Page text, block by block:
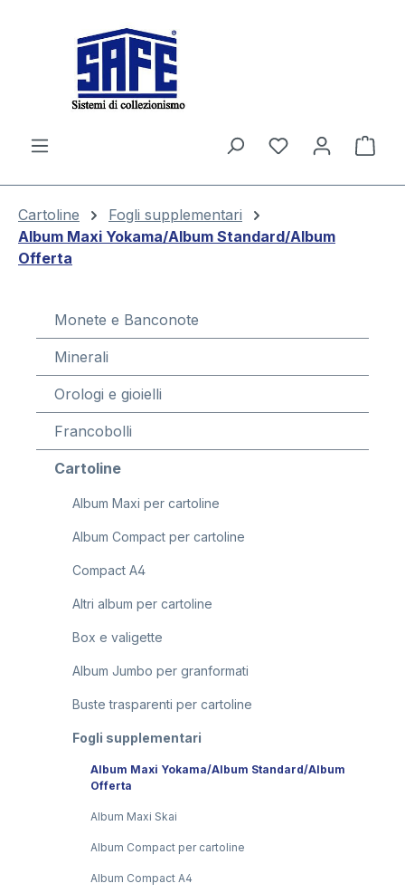
Il
Cartoline
Fogli supplementari
Album Maxi Yokama/Album Standard/Album
Offerta
Monete e Banconote
Minerali
Orologi e gioielli
Francobolli
Cartoline
Album Maxi per cartoline
Album Compact per cartoline
Compact A4
Altri album per cartoline
Box e valigette
Album Jumbo per granformati
Buste trasparenti per cartoline
Fogli supplementari
Album Maxi Yokama/Album Standard/Album
Offerta
Album Maxi Skai
Album Compact per cartoline
Album Compact A4